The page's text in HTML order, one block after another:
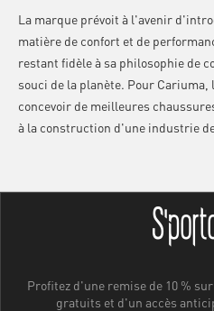
La marque prévoit à l'avenir
matière de confort et de
restant fidèle à sa philosophie de
souci de la planète. Pour
concevoir de meilleures
à la construction d'une industrie
Profitez d'une remise de 10 %
gratuits et d'un accès